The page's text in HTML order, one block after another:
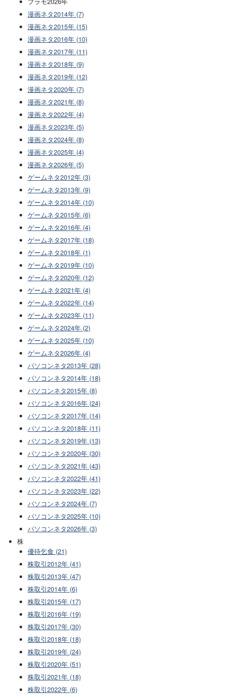
漫画ネタ2014年 (7)
漫画ネタ2015年 (15)
漫画ネタ2016年 (10)
漫画ネタ2017年 (11)
漫画ネタ2018年 (9)
漫画ネタ2019年 (12)
漫画ネタ2020年 (7)
漫画ネタ2021年 (8)
漫画ネタ2022年 (4)
漫画ネタ2023年 (5)
漫画ネタ2024年 (8)
漫画ネタ2025年 (4)
漫画ネタ2026年 (5)
ゲームネタ2012年 (3)
ゲームネタ2013年 (9)
ゲームネタ2014年 (10)
ゲームネタ2015年 (6)
ゲームネタ2016年 (4)
ゲームネタ2017年 (18)
ゲームネタ2018年 (1)
ゲームネタ2019年 (10)
ゲームネタ2020年 (12)
ゲームネタ2021年 (4)
ゲームネタ2022年 (14)
ゲームネタ2023年 (11)
ゲームネタ2024年 (2)
ゲームネタ2025年 (10)
ゲームネタ2026年 (4)
パソコンネタ2013年 (28)
パソコンネタ2014年 (18)
パソコンネタ2015年 (8)
パソコンネタ2016年 (24)
パソコンネタ2017年 (14)
パソコンネタ2018年 (11)
パソコンネタ2019年 (13)
パソコンネタ2020年 (30)
パソコンネタ2021年 (43)
パソコンネタ2022年 (41)
パソコンネタ2023年 (22)
パソコンネタ2024年 (7)
パソコンネタ2025年 (10)
パソコンネタ2026年 (3)
株
優待乞食 (21)
株取引2012年 (41)
株取引2013年 (47)
株取引2014年 (6)
株取引2015年 (17)
株取引2016年 (19)
株取引2017年 (30)
株取引2018年 (18)
株取引2019年 (24)
株取引2020年 (51)
株取引2021年 (18)
株取引2022年 (6)